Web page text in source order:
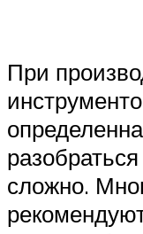
При
сложно.